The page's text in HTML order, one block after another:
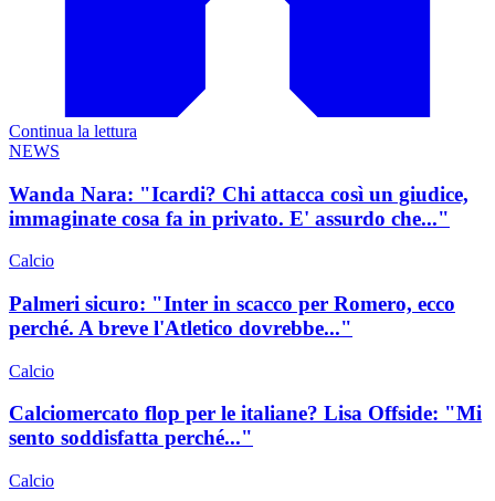
Continua la lettura
NEWS
Wanda Nara: "Icardi? Chi attacca così un giudice,
immaginate cosa fa in privato. E' assurdo che..."
Calcio
Palmeri sicuro: "Inter in scacco per Romero, ecco
perché. A breve l'Atletico dovrebbe..."
Calcio
Calciomercato flop per le italiane? Lisa Offside: "Mi
sento soddisfatta perché..."
Calcio